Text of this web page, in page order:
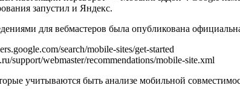
запустил и Яндекс.
для вебмастеров была опубликована
search/mobile-sites/get-started
support/webmaster/recommendations/mobile-site.xml
учитываются быть анализе мобильной